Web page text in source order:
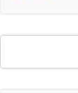
Поиск